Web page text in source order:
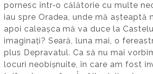
pornesc într-o călătorie cu multe
iau spre Oradea, unde mă așteaptă
apoi caleașca mă va duce la
imaginați? Seară, luna mai, o
plus Depravatul. Ca să nu mai
locuri neobișnuite, în care am fost